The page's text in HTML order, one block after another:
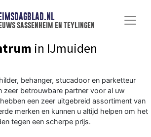
sassenheim en teylingen
in IJmuiden
behanger, stucadoor en parketteur
zeer betrouwbare partner voor al uw
een zeer uitgebreid assortiment van
merken en kunnen u altijd helpen om het
tegen een scherpe prijs.